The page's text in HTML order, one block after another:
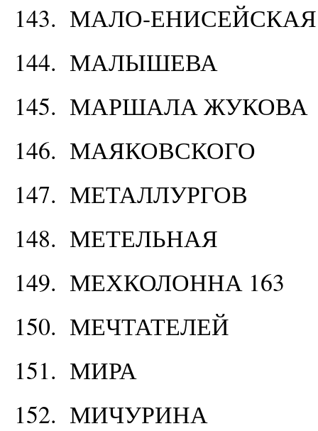
143. МАЛО-ЕНИСЕЙСКАЯ
144. МАЛЫШЕВА
145. МАРШАЛА ЖУКОВА
146. МАЯКОВСКОГО
147. МЕТАЛЛУРГОВ
148. МЕТЕЛЬНАЯ
149. МЕХКОЛОННА 163
150. МЕЧТАТЕЛЕЙ
151. МИРА
152. МИЧУРИНА